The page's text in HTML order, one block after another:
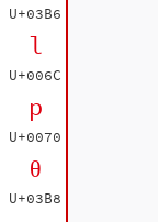
U+03B6
l
U+006C
p
U+0070
θ
U+03B8